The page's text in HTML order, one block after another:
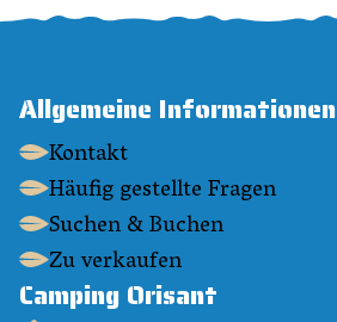
Camping Orisant
Allgemeine Informationen
Kontakt
Häufig gestellte Fragen
Suchen & Buchen
Zu verkaufen